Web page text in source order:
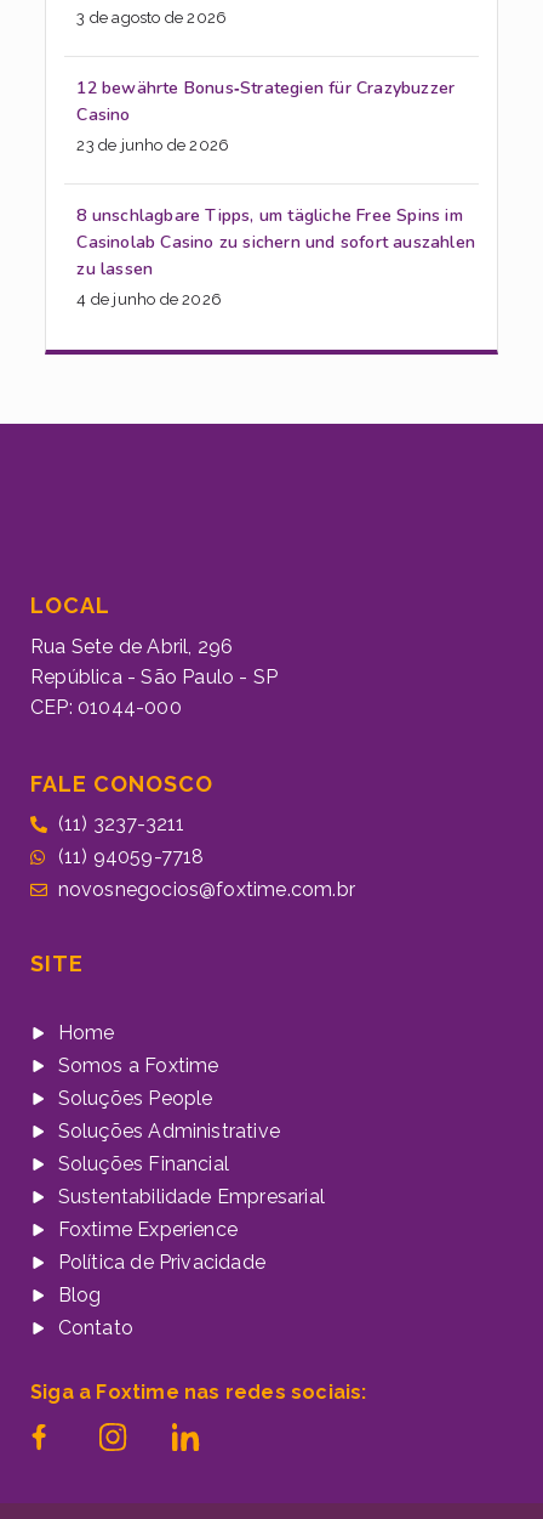
3 de agosto de 2026
12 bewährte Bonus‑Strategien für Crazybuzzer
Casino
23 de junho de 2026
8 unschlagbare Tipps, um tägliche Free Spins im
Casinolab Casino zu sichern und sofort auszahlen
zu lassen
4 de junho de 2026
LOCAL
Rua Sete de Abril, 296
República - São Paulo - SP
CEP: 01044-000
FALE CONOSCO
(11) 3237-3211
(11) 94059-7718
novosnegocios@foxtime.com.br
SITE
Home
Somos a Foxtime
Soluções People
Soluções Administrative
Soluções Financial
Sustentabilidade Empresarial
Foxtime Experience
Política de Privacidade
Blog
Contato
Siga a Foxtime nas redes sociais: